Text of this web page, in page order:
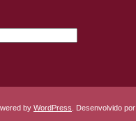
by WordPress . Desenvolvido por